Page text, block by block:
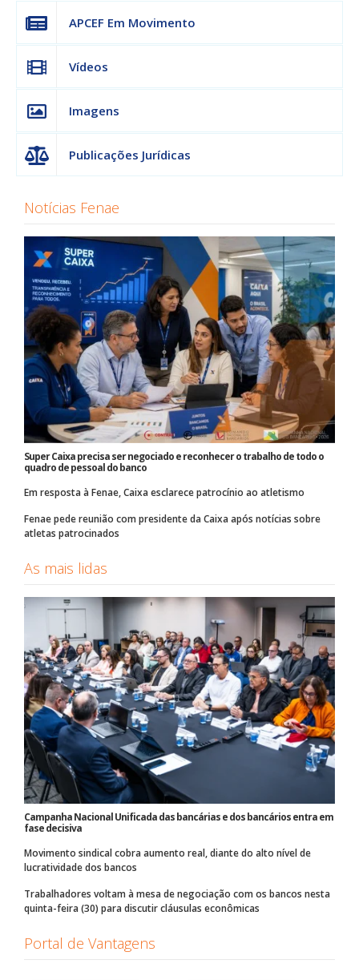
APCEF Em Movimento
Vídeos
Imagens
Publicações Jurídicas
Notícias Fenae
Super Caixa precisa ser negociado e reconhecer o trabalho de todo o
quadro de pessoal do banco
Em resposta à Fenae, Caixa esclarece patrocínio ao atletismo
Fenae pede reunião com presidente da Caixa após notícias sobre
atletas patrocinados
As mais lidas
Campanha Nacional Unificada das bancárias e dos bancários entra em
fase decisiva
Movimento sindical cobra aumento real, diante do alto nível de
lucratividade dos bancos
Trabalhadores voltam à mesa de negociação com os bancos nesta
quinta-feira (30) para discutir cláusulas econômicas
Portal de Vantagens